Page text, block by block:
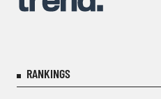
RANKINGS